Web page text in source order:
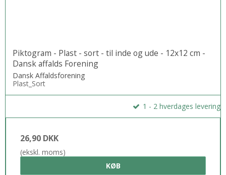
Piktogram - Plast - sort - til inde og ude - 12x12 cm -
Dansk affalds Forening
Dansk Affaldsforening
Plast_Sort
1 - 2 hverdages levering
26,90 DKK
(ekskl. moms)
KØB